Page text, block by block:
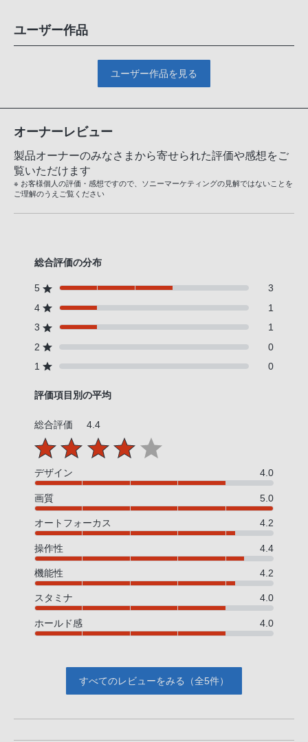
ユーザー作品
ユーザー作品を見る
オーナーレビュー
製品オーナーのみなさまから寄せられた評価や感想をご
覧いただけます
※ お客様個人の評価・感想ですので、ソニーマーケティングの見解ではないことを
ご理解のうえご覧ください
総合評価の分布
5
3
4
1
3
1
2
0
1
0
評価項目別の平均
総合評価 4.4
デザイン 4.0
画質 5.0
オートフォーカス 4.2
操作性 4.4
機能性 4.2
スタミナ 4.0
ホールド感 4.0
すべてのレビューをみる（全5件）